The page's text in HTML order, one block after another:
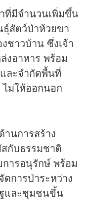
ที่มีจำนวนเพิ่มขึ้น
สัตว์ป่าห้วยขา
ชาวบ้าน ซึ่งเจ้า
งอาหาร พร้อม
ละจำกัดพื้นที่
ม่ให้ออกนอก
นการสร้าง
กับธรรมชาติ
การอนุรักษ์ พร้อม
การป่าระหว่าง
และชุมชนขึ้น